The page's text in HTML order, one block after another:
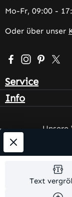
Mo-Fr, 09:00 -
Oder über unser
Besuche uns
Schau auf
Lass
Service
Info
Text